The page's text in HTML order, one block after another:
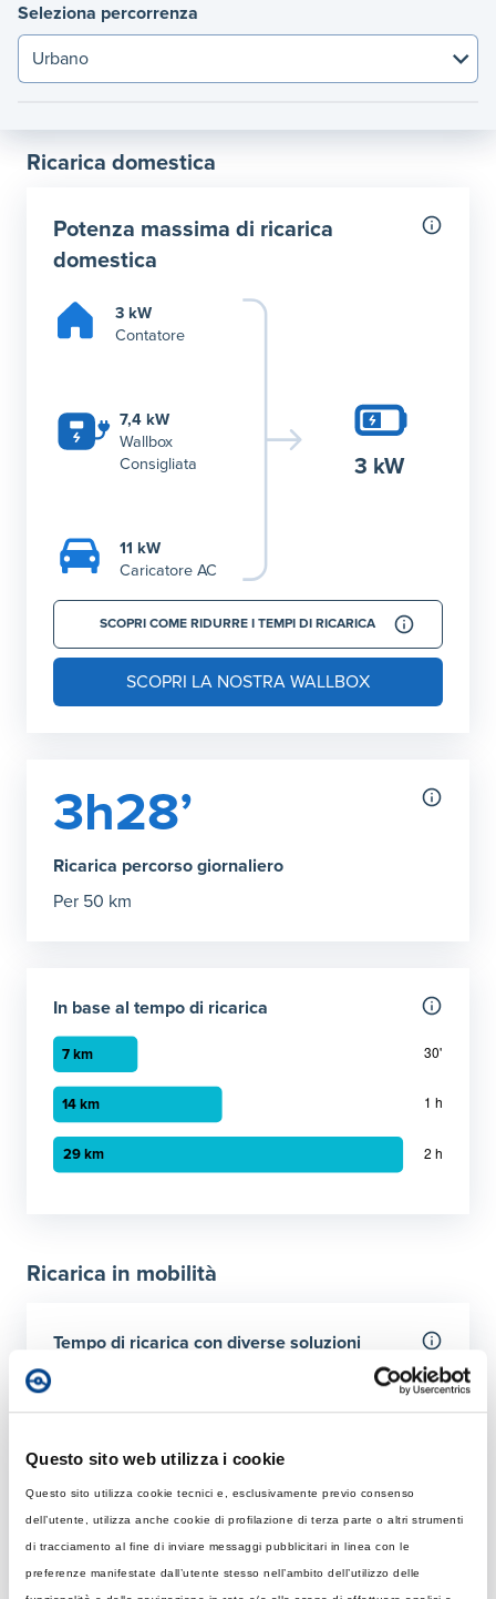
Questo sito web utilizza i cookie
Questo sito utilizza cookie tecnici e, esclusivamente previo consenso
dell’utente, utilizza anche cookie di profilazione di terza parte o altri strumenti
di tracciamento al fine di inviare messaggi pubblicitari in linea con le
preferenze manifestate dall’utente stesso nell’ambito dell’utilizzo delle
Seleziona percorrenza
Ricarica domestica
Potenza massima di ricarica
domestica
3 kW
Contatore
7,4 kW
Wallbox
Consigliata
11 kW
Caricatore AC
3 kW
SCOPRI COME RIDURRE I TEMPI DI RICARICA
SCOPRI LA NOSTRA WALLBOX
3h28’
Ricarica percorso giornaliero
Per 50 km
In base al tempo di ricarica
2 ora:29 km
Ricarica in mobilità
Tempo di ricarica con diverse soluzioni
Tempo di ricarica con 22 kW
Rapida: tempo necessario per ricaricare 50 km
Elemento 1:57 minuti
Ultraveloce
Colonnina DC 150 kW